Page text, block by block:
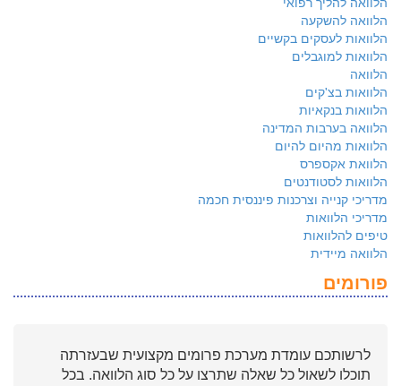
הלוואה להשקעה
הלוואות לעסקים בקשיים
הלוואות למוגבלים
הלוואה
הלוואות בצ'קים
הלוואות בנקאיות
הלוואה בערבות המדינה
הלוואות מהיום להיום
הלוואת אקספרס
הלוואות לסטודנטים
מדריכי קנייה וצרכנות פיננסית חכמה
מדריכי הלוואות
טיפים להלוואות
הלוואה מיידית
פורומים
לרשותכם עומדת מערכת פרומים מקצועית שבעזרתה
תוכלו לשאול כל שאלה שתרצו על כל סוג הלוואה. בכל